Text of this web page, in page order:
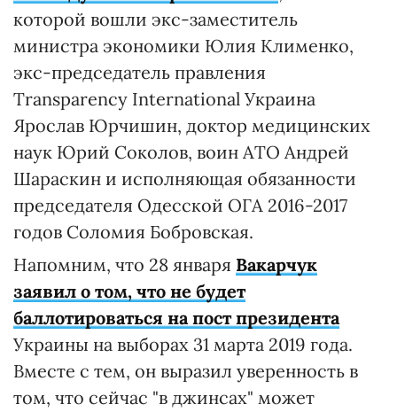
которой вошли экс-заместитель
министра экономики Юлия Клименко,
экс-председатель правления
Transparency International Украина
Ярослав Юрчишин, доктор медицинских
наук Юрий Соколов, воин АТО Андрей
Шараскин и исполняющая обязанности
председателя Одесской ОГА 2016-2017
годов Соломия Бобровская.
Напомним, что 28 января Вакарчук
заявил о том, что не будет
баллотироваться на пост президента
Украины на выборах 31 марта 2019 года.
Вместе с тем, он выразил уверенность в
том, что сейчас "в джинсах" может